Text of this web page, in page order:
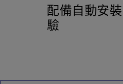
配備自動安
驗